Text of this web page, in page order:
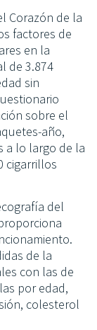
Corazón de la
factores de
en la
de 3.874
sin
sobre el
año,
a lo largo de la
cigarrillos
del
de la
con las de
por edad,
colesterol